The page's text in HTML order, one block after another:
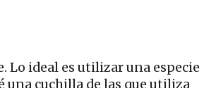
Lo ideal es utilizar una especie
una cuchilla de las que utiliza